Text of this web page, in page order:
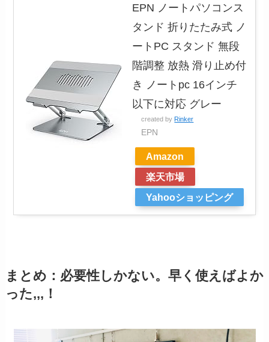
EPN ノートパソコンス
タンド 折りたたみ式 ノ
ートPC スタンド 無段
階調整 放熱 滑り止め付
き ノートpc 16インチ
以下に対応 グレー
created by Rinker
EPN
Amazon
楽天市場
Yahooショッピング
まとめ：必要性しかない。早く使えばよか
った,,,！